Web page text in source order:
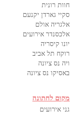
חוות רונית
סקיי גארדן יקנעם
אלגריה אולם
אלכסנדר אירועים
יונו קיסריה
רוקח תל אביב
ויה נס ציונה
באסיקו נס ציונה
מקום לחתונה
גני אירועים